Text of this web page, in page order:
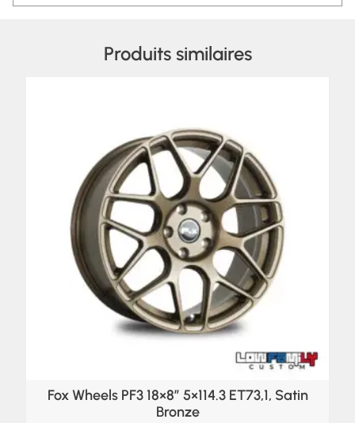
Produits similaires
Fox Wheels PF3 18×8″ 5×114.3 ET73,1, Satin
Bronze